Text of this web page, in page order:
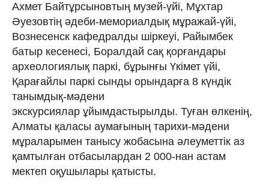
Ахмет Байтұрсыновтың музей-үйі, Мұхтар
Әуезовтің әдеби-мемориалдық мұражай-үйі,
Вознесенск кафедралды шіркеуі, Райымбек
батыр кесенесі, Боралдай сақ қорғандары
археологиялық паркі, бұрынғы Үкімет үйі,
Қарағайлы паркі сынды орындарға 8 күндік
танымдық-мәдени
экскурсиялар ұйымдастырылды. Туған өлкенің,
Алматы қаласы аумағының тарихи-мәдени
мұраларымен танысу жобасына әлеуметтік аз
қамтылған отбасылардан 2 000-нан астам
мектеп оқушылары қатысты.